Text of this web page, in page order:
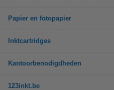
Papier en fotopapier
Inktcartridges
Kantoorbenodigdheden
123inkt.be